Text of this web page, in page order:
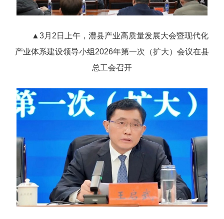
▲3月2日上午，澧县产业高质量发展大会暨现代化
产业体系建设领导小组2026年第一次（扩大）会议在县
总工会召开